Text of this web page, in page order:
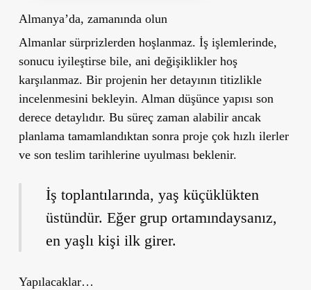
Almanya’da, zamanında olun
Almanlar sürprizlerden hoşlanmaz. İş işlemlerinde,
sonucu iyileştirse bile, ani değişiklikler hoş
karşılanmaz. Bir projenin her detayının titizlikle
incelenmesini bekleyin. Alman düşünce yapısı son
derece detaylıdır. Bu süreç zaman alabilir ancak
planlama tamamlandıktan sonra proje çok hızlı ilerler
ve son teslim tarihlerine uyulması beklenir.
İş toplantılarında, yaş küçüklükten
üstündür. Eğer grup ortamındaysanız,
en yaşlı kişi ilk girer.
Yapılacaklar…